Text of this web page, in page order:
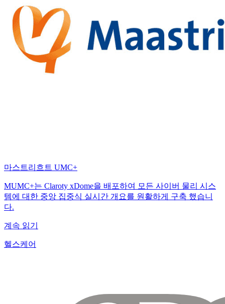
마스트리흐트 UMC+
MUMC+는 Claroty xDome을 배포하여 모든 사이버 물리 시스
템에 대한 중앙 집중식 실시간 개요를 원활하게 구축 했습니
다.
계속 읽기
헬스케어